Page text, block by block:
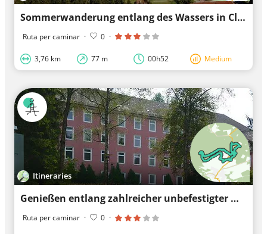
Sommerwanderung entlang des Wassers in Clausthal-Zellerfeld
Ruta per caminar · 0 ·
3,76 km 77 m 00h52 Medium
Itineraries
Genießen entlang zahlreicher unbefestigter Wege
Ruta per caminar · 0 ·